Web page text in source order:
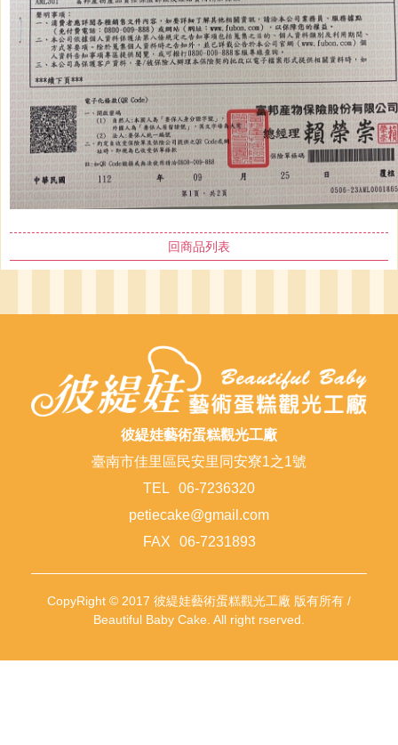
回商品列表
彼緹娃藝術蛋糕觀光工廠
臺南市佳里區民安里同安寮1之1號
TEL
06-7236320
petiecake@gmail.com
FAX
06-7231893
CopyRight © 2017 彼緹娃藝術蛋糕觀光工廠 版有所有 /
Beautiful Baby Cake. All right rserved.